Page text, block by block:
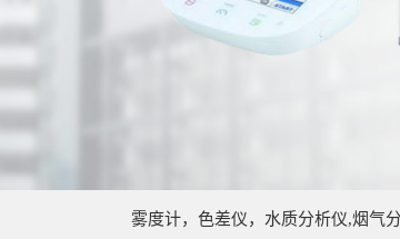
雾度计，色差仪，水质分析仪,烟气分